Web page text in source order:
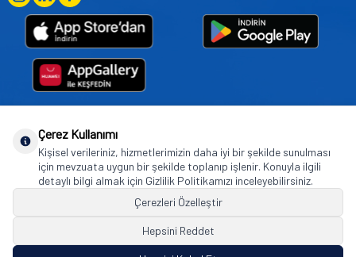
Goodyear (and Winged Foot Design) are trademarks of or licensed to The Goodyear
Tire & Rubber Company used under license by Basbug Group Company,
Istanbul/Türkiye. © 2026 The Goodyear Tire & Rubber Company.
Çerez Kullanımı
Kişisel verileriniz, hizmetlerimizin daha iyi bir şekilde sunulması
için mevzuata uygun bir şekilde toplanıp işlenir. Konuyla ilgili
detaylı bilgi almak için Gizlilik Politikamızı inceleyebilirsiniz.
Çerezleri Özelleştir
Hepsini Reddet